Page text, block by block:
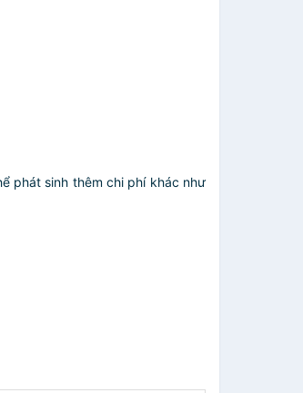
phát sinh thêm chi phí khác như